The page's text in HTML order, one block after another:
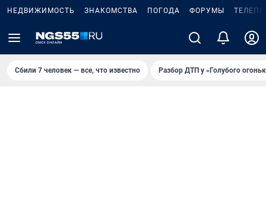
НЕДВИЖИМОСТЬ ЗНАКОМСТВА ПОГОДА ФОРУМЫ
Сбили 7 человек — все, что известно Разбор ДТП у «Голубого